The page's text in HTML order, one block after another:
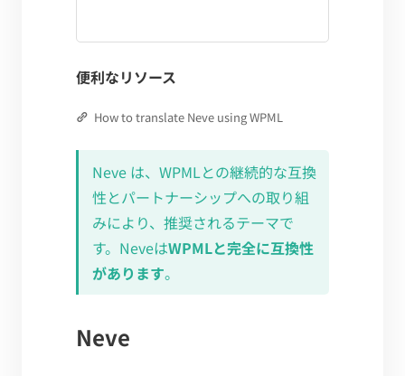
便利なリソース
How to translate Neve using WPML
Neve は、WPMLとの継続的な互換
性とパートナーシップへの取り組
みにより、推奨されるテーマで
す。NeveはWPMLと完全に互換性
があります。
Neve